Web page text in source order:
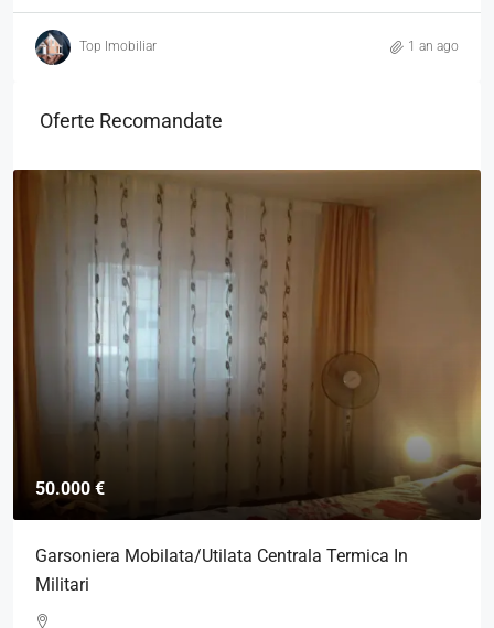
Top Imobiliar 1 an ago
Oferte Recomandate
50.000 €
Garsoniera Mobilata/Utilata Centrala Termica In
Militari